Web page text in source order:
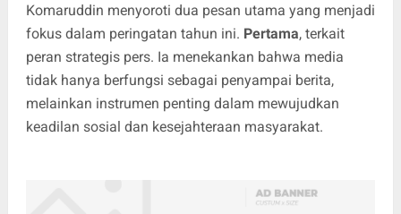
Komaruddin menyoroti dua pesan utama yang menjadi
fokus dalam peringatan tahun ini. Pertama, terkait
peran strategis pers. Ia menekankan bahwa media
tidak hanya berfungsi sebagai penyampai berita,
melainkan instrumen penting dalam mewujudkan
keadilan sosial dan kesejahteraan masyarakat.